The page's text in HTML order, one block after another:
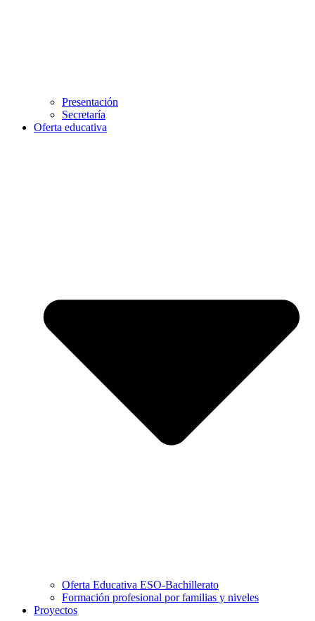
Presentación
Secretaría
Oferta educativa
Oferta Educativa ESO-Bachillerato
Formación profesional por familias y niveles
Proyectos